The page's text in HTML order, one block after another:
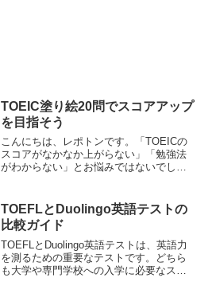
TOEIC塗り絵20問でスコアアップ
を目指そう
こんにちは、レポトンです。「TOEICの
スコアがなかなか上がらない」「勉強法
がわからない」とお悩みではないでしょ
く解説します！レポトンこの記事は次の
ような人におすす...
TOEFLとDuolingo英語テストの
比較ガイド
TOEFLとDuolingo英語テストは、英語力
を測るための重要なテストです。どちら
も大学や専門学校への入学に必要なスコ